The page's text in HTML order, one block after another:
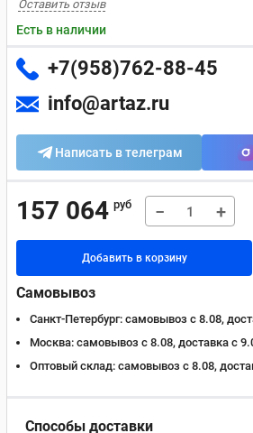
Оставить отзыв
Есть в наличии
+7(958)762-88-45
info@artaz.ru
Написать в телеграм
157 064 руб − +
Добавить в корзину
Самовывоз
Санкт-Петербург: самовывоз с 8.08,
Москва: самовывоз с 8.08, доставка c
Оптовый склад: самовывоз с 8.08,
Способы доставки